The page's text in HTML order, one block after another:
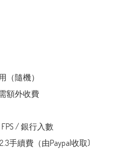
（隨機）
額外收費
/ 銀行入數
手續費（由Paypal收取)